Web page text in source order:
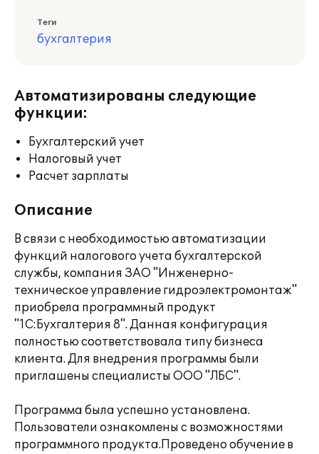
Теги
бухгалтерия
Автоматизированы следующие
функции:
Бухгалтерский учет
Налоговый учет
Расчет зарплаты
Описание
В связи с необходимостью автоматизации
функций налогового учета бухгалтерской
службы, компания ЗАО "Инженерно-
техническое управление гидроэлектромонтаж"
приобрела программный продукт
"1С:Бухгалтерия 8". Данная конфигурация
полностью соответствовала типу бизнеса
клиента. Для внедрения программы были
приглашены специалисты ООО "ЛБС".
Программа была успешно установлена.
Пользователи ознакомлены с возможностями
программного продукта.Проведено обучение в